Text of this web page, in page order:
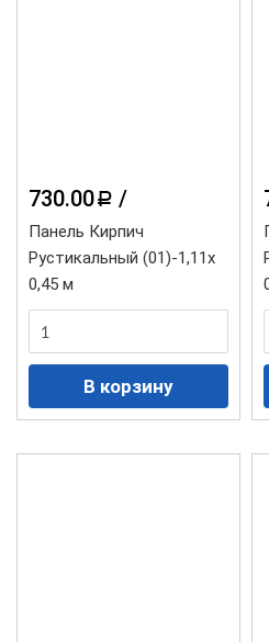
730.00 a /
Панель Кирпич
Рустикальный (01)-1,11х
0,45 м